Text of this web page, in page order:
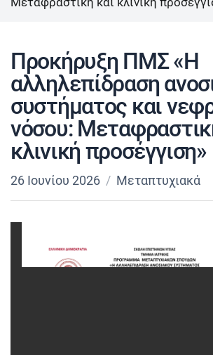
Προκήρυξη ΠΜΣ «Η
αλληλεπίδραση
συστήματος και
νόσου:
κλινική προσέγγιση»
26 Ιουνίου 2026 Μεταπτυχιακά